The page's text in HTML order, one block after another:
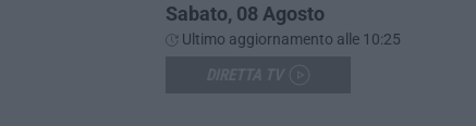
Sabato, 08 Agosto
Ultimo aggiornamento alle 10:25